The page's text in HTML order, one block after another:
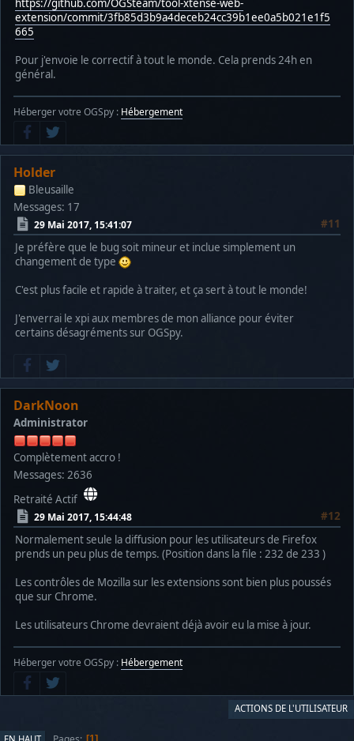
https://github.com/OGSteam/tool-xtense-web-
extension/commit/3fb85d3b9a4deceb24cc39b1ee0a5b021e1f5
665
Pour j'envoie le correctif à tout le monde. Cela prends 24h en
général.
Héberger votre OGSpy : Hébergement
Holder
Bleusaille
Messages: 17
29 Mai 2017, 15:41:07
#11
Je préfère que le bug soit mineur et inclue simplement un
changement de type
C'est plus facile et rapide à traiter, et ça sert à tout le monde!
J'enverrai le xpi aux membres de mon alliance pour éviter
certains désagréments sur OGSpy.
DarkNoon
Administrator
Complètement accro !
Messages: 2636
Retraité Actif
29 Mai 2017, 15:44:48
#12
Normalement seule la diffusion pour les utilisateurs de Firefox
prends un peu plus de temps. (Position dans la file : 232 de 233 )
Les contrôles de Mozilla sur les extensions sont bien plus poussés
que sur Chrome.
Les utilisateurs Chrome devraient déjà avoir eu la mise à jour.
Héberger votre OGSpy : Hébergement
ACTIONS DE L'UTILISATEUR